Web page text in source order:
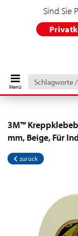
Schlagworte
/
Artikelnummer
EAN
Sind Sie
3M™
mm, Beige, Für
zurück